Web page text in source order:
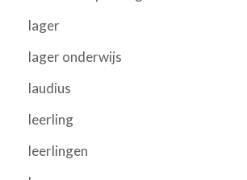
lager
lager onderwijs
laudius
leerling
leerlingen